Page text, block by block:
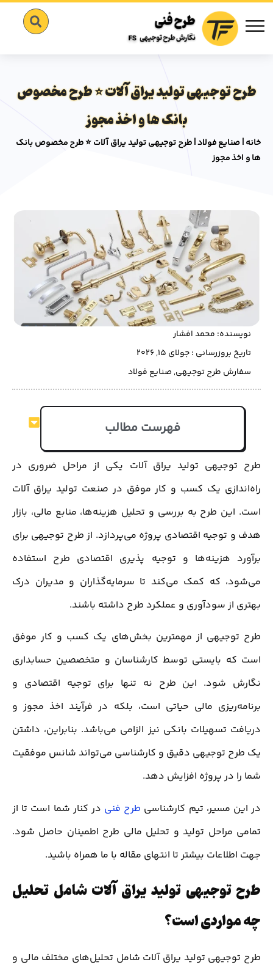
طرح توجیهی تولید یراق آلات ⭐️ طرح مخصوص
بانک ها و اخذ مجوز
خانه|صنایع فولاد|طرح توجیهی تولید یراق آلات ⭐️ طرح مخصوص بانک
ها و اخذ مجوز
نویسنده: محمد افشار
تاریخ بروزرسانی : جولای 15, 2026
سفارش طرح توجیهی,صنایع فولاد
فهرست مطالب
طرح توجیهی تولید یراق آلات یکی از مراحل ضروری در
راه‌اندازی یک کسب و کار موفق در صنعت تولید یراق آلات
است. این طرح به بررسی و تحلیل هزینه‌ها، منابع مالی، بازار
هدف و توجیه اقتصادی پروژه می‌پردازد. از طرح توجیهی برای
برآورد هزینه‌ها و توجیه پذیری اقتصادی طرح استفاده
می‌شود، که کمک می‌کند تا سرمایه‌گذاران و مدیران درک
بهتری از سودآوری و عملکرد طرح داشته باشند.
طرح توجیهی از مهمترین بخش‌های یک کسب و کار موفق
است که بایستی توسط کارشناسان و متخصصین حسابداری
نگارش شود. این طرح نه تنها برای توجیه اقتصادی و
برنامه‌ریزی مالی حیاتی است، بلکه در فرآیند اخذ مجوز و
دریافت تسهیلات بانکی نیز الزامی می‌باشد. بنابراین، داشتن
یک طرح توجیهی دقیق و کارشناسی می‌تواند شانس موفقیت
شما را در پروژه افزایش دهد.
در این مسیر، تیم کارشناسی طرح فنی در کنار شما است تا از
تمامی مراحل تولید و تحلیل مالی طرح اطمینان حاصل شود.
جهت اطلاعات بیشتر تا انتهای مقاله با ما همراه باشید.
طرح توجیهی تولید یراق آلات شامل تحلیل
چه مواردی است؟
طرح توجیهی تولید یراق آلات شامل تحلیل‌های مختلف مالی و